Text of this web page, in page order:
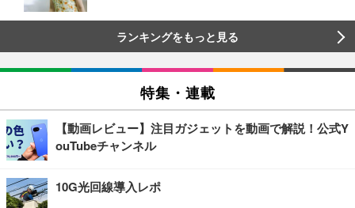
ランキングをもっと見る
特集・連載
【動画レビュー】注目ガジェットを動画で解説！公式Y
ouTubeチャンネル
10G光回線導入レポ